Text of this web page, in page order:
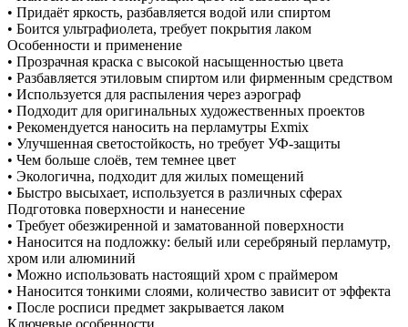
• Придаёт яркость, разбавляется водой или спиртом
• Боится ультрафиолета, требует покрытия лаком
Особенности и применение
• Прозрачная краска с высокой насыщенностью цвета
• Разбавляется этиловым спиртом или фирменным средством
• Используется для распыления через аэрограф
• Подходит для оригинальных художественных проектов
• Рекомендуется наносить на перламутры Exmix
• Улучшенная светостойкость, но требует УФ-защиты
• Чем больше слоёв, тем темнее цвет
• Экологична, подходит для жилых помещений
• Быстро высыхает, используется в различных сферах
Подготовка поверхности и нанесение
• Требует обезжиренной и заматованной поверхности
• Наносится на подложку: белый или серебряный перламутр,
хром или алюминий
• Можно использовать настоящий хром с праймером
• Наносится тонкими слоями, количество зависит от эффекта
• После росписи предмет закрывается лаком
Ключевые особенности